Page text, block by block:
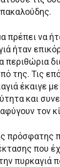
πρέπει να
ήταν
περιθώρια
της. Τις
έκαιγε
και
τον
πρόσφατης
που
πυρκαγιά